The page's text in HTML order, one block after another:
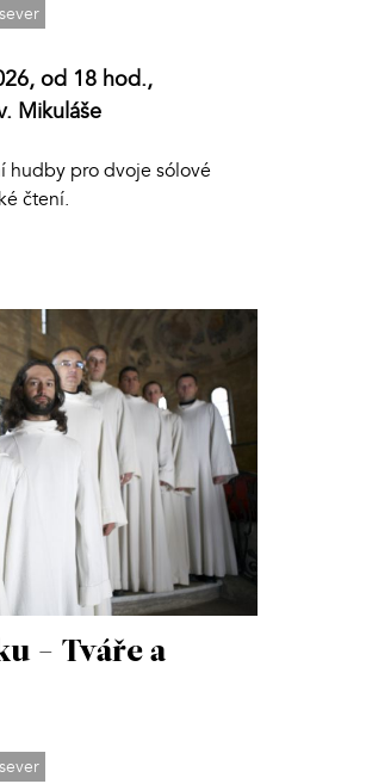
od 18 hod.,
Mikuláše
hudby pro dvoje sólové
čtení.
- Tváře a